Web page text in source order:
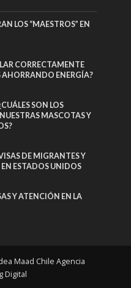
LOS “MAESTROS” EN
CORRECTAMENTE
AHORRANDO ENERGÍA?
SON LOS
MASCOTAS Y
DE MIGRANTES Y
ESTADOS UNIDOS
Y ATENCIÓN EN LA
Maad Chile Agencia
Digital